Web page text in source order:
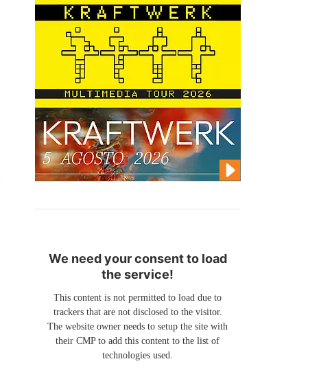
We need your consent to load
the service!
This content is not permitted to load due to
trackers that are not disclosed to the visitor.
The website owner needs to setup the site with
their CMP to add this content to the list of
technologies used.